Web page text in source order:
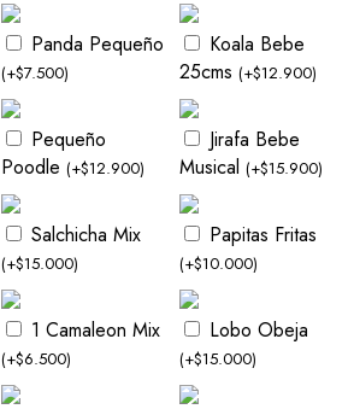
Panda Pequeño
(+$7.500)
Koala Bebe
25cms (+$12.900)
Pequeño
Poodle(+$12.900)
Jirafa Bebe
Musical (+$15.900)
Salchicha Mix
(+$15.000)
Papitas Fritas
(+$10.000)
1 Camaleon Mix
(+$6.500)
Lobo Obeja
(+$15.000)